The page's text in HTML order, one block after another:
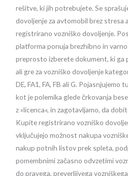
rešitve, ki jih potrebujete. Se
dovoljenje za avtomobil brez stresa
registrirano vozniško dovoljenje.
platforma ponuja brezhibno in
preprosto izberete dokument, ki ga
ali gre za vozniško dovoljenje
DE, FA1, FA, FB ali G.
kot je polemika glede črkovanja
z »licenca«, in zagotavljamo, da
Kupite registrirano vozniško
vključujejo možnost nakupa
nakup potnih listov prek spleta,
pomembnimi začasno odvzetimi
do pravega, preverljivega